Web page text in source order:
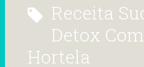
Receita Suco
Detox Com
Hortela